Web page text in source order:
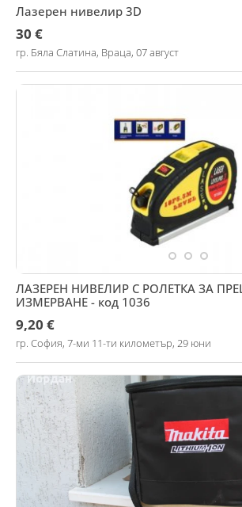
Лазерен нивелир 3D
30 €
гр. Бяла Слатина, Враца, 07 август
ЛАЗЕРЕН НИВЕЛИР С РОЛЕТКА ЗА
ИЗМЕРВАНЕ - код 1036
9,20 €
гр. София, 7-ми 11-ти километър, 29 юни